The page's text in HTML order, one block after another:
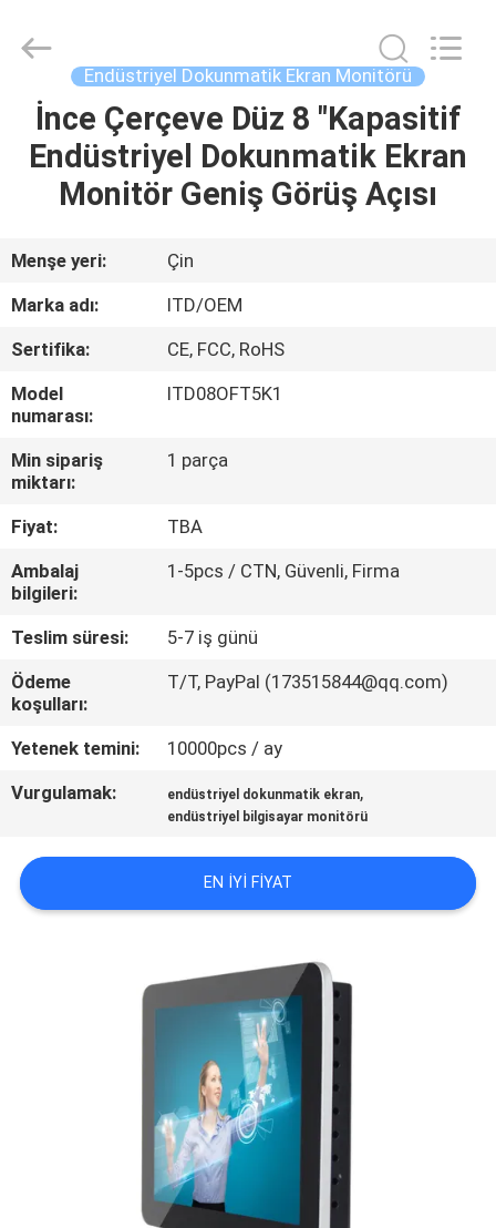
ÜRÜN:%
VIDEOLAR
HAKKIMIZDA
TURU
KALITE
KONTROL
BIZE
ULAŞIN
BIR
TEKLIF
SITE
Equipment
Reserved.
Endüstriyel Dokunmatik Ekran Monitörü
İnce Çerçeve Düz 8 "Kapasitif
Endüstriyel Dokunmatik Ekran
Monitör Geniş Görüş Açısı
Menşe yeri:
Çin
Marka adı:
ITD/OEM
Sertifika:
CE, FCC, RoHS
Model
numarası:
ITD08OFT5K1
Min sipariş
miktarı:
1 parça
Fiyat:
TBA
Ambalaj
bilgileri:
1-5pcs / CTN, Güvenli, Firma
Teslim süresi:
5-7 iş günü
Ödeme
koşulları:
T/T, PayPal (173515844@qq.com)
Yetenek temini:
10000pcs / ay
Vurgulamak:
endüstriyel dokunmatik ekran,
endüstriyel bilgisayar monitörü
EN IYI FIYAT